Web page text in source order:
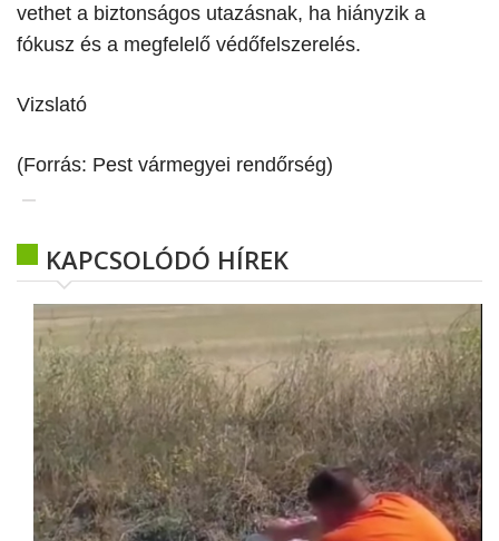
vethet a biztonságos utazásnak, ha hiányzik a
fókusz és a megfelelő védőfelszerelés.
Vizslató
(Forrás: Pest vármegyei rendőrség)
KAPCSOLÓDÓ HÍREK